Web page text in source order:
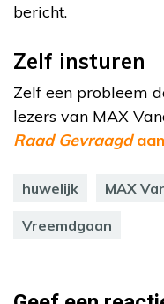
bericht.
Zelf insturen
Zelf een probleem
lezers van MAX
Raad Gevraagd
huwelijk MAX
Vreemdgaan